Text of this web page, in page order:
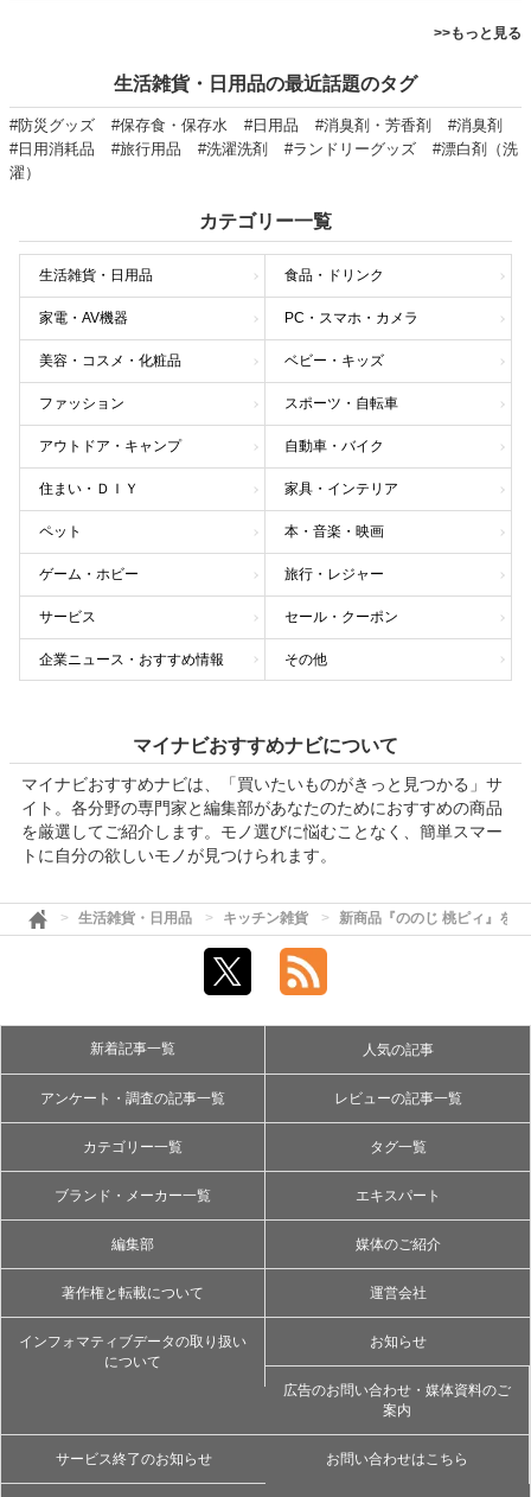
>>もっと見る
生活雑貨・日用品の最近話題のタグ
#防災グッズ #保存食・保存水 #日用品 #消臭剤・芳香剤
#消臭剤
#日用消耗品
#旅行用品 #洗濯洗剤 #ランドリーグッズ
#漂白剤（洗
濯）
カテゴリー一覧
生活雑貨・日用品 食品・ドリンク
家電・AV機器 PC・スマホ・カメラ
美容・コスメ・化粧品 ベビー・キッズ
ファッション スポーツ・自転車
アウトドア・キャンプ 自動車・バイク
住まい・ＤＩＹ 家具・インテリア
ペット 本・音楽・映画
ゲーム・ホビー 旅行・レジャー
サービス セール・クーポン
企業ニュース・おすすめ情報 その他
マイナビおすすめナビについて
マイナビおすすめナビは、「買いたいものがきっと見つかる」サ
イト。各分野の専門家と編集部があなたのためにおすすめの商品
を厳選してご紹介します。モノ選びに悩むことなく、簡単スマー
トに自分の欲しいモノが見つけられます。
生活雑貨・日用品 キッチン雑貨 新商品『ののじ 桃ピィ』を
新着記事一覧 人気の記事
アンケート・調査の記事一覧 レビューの記事一覧
カテゴリー一覧 タグ一覧
ブランド・メーカー一覧 エキスパート
編集部 媒体のご紹介
著作権と転載について 運営会社
インフォマティブデータの取り扱い
について
お知らせ
広告のお問い合わせ・媒体資料のご
案内
サービス終了のお知らせ お問い合わせはこちら